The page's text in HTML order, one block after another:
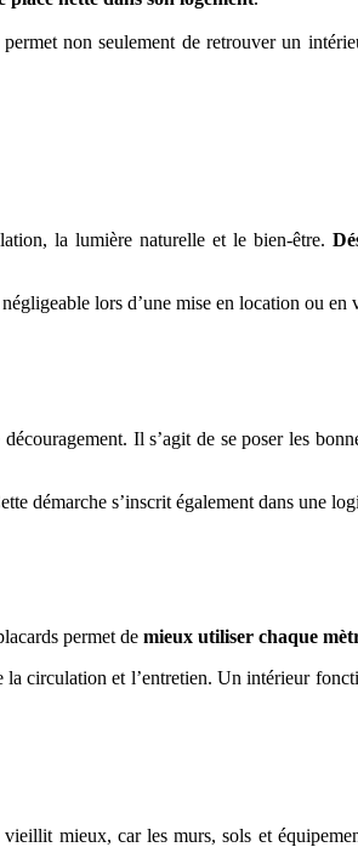
non seulement de retrouver un
la lumière naturelle et le bien-être.
lors d’une mise en location ou en
Il s’agit de se poser les
démarche s’inscrit également dans une
permet de mieux utiliser chaque
circulation et l’entretien. Un intérieur
mieux, car les murs, sols et